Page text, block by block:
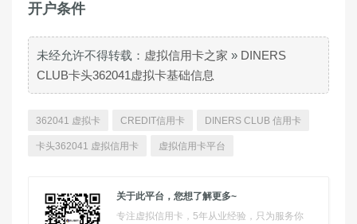
开户条件
未经允许不得转载： 虚拟信用卡之家 » DINERS
CLUB卡头362041虚拟卡基础信息
362041 虚拟卡 CREDIT信用卡 DINERS CLUB 信用卡
卡头362041 虚拟信用卡 虚拟信用卡平台
关于此平台，您想了解更多~
专注虚拟信用卡，5年从业经验，只为服务你